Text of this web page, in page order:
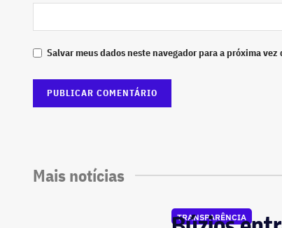
Salvar meus dados neste navegador para a próxima vez
Mais notícias
TRANSPARÊNCIA